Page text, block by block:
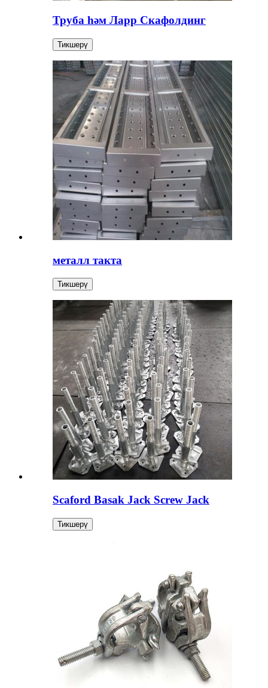
Труба һәм Ларр Скафолдинг
Тикшерү
металл такта
Тикшерү
Scaford Basak Jack Screw Jack
Тикшерү